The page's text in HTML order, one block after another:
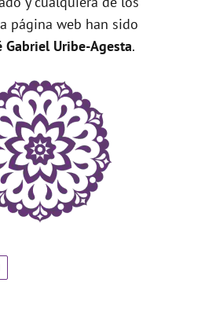
página web han sido
Gabriel Uribe-Agesta.